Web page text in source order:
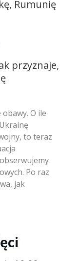
Rumunię
przyznaje,
O ile
to teraz
Po raz
jak